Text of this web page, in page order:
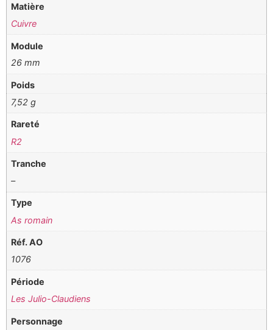
Matière
Cuivre
Module
26 mm
Poids
7,52 g
Rareté
R2
Tranche
–
Type
As romain
Réf. AO
1076
Période
Les Julio-Claudiens
Personnage